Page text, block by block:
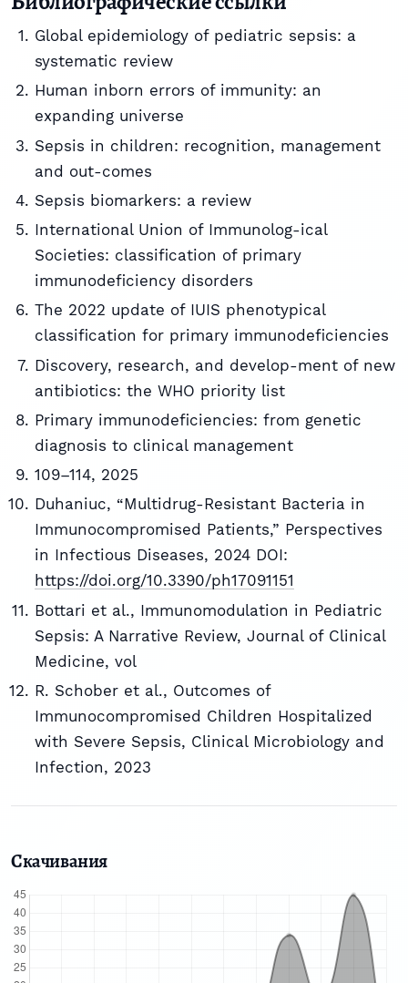
Global epidemiology of pediatric sepsis: a
systematic review
Human inborn errors of immunity: an
expanding universe
Sepsis in children: recognition, management
and out-comes
Sepsis biomarkers: a review
International Union of Immunolog-ical
Societies: classification of primary
immunodeficiency disorders
The 2022 update of IUIS phenotypical
classification for primary immunodeficiencies
Discovery, research, and develop-ment of new
antibiotics: the WHO priority list
Primary immunodeficiencies: from genetic
diagnosis to clinical management
109–114, 2025
Duhaniuc, “Multidrug-Resistant Bacteria in
Immunocompromised Patients,” Perspectives
in Infectious Diseases, 2024 DOI:
https://doi.org/10.3390/ph17091151
Bottari et al., Immunomodulation in Pediatric
Sepsis: A Narrative Review, Journal of Clinical
Medicine, vol
R. Schober et al., Outcomes of
Immunocompromised Children Hospitalized
with Severe Sepsis, Clinical Microbiology and
Infection, 2023
Скачивания